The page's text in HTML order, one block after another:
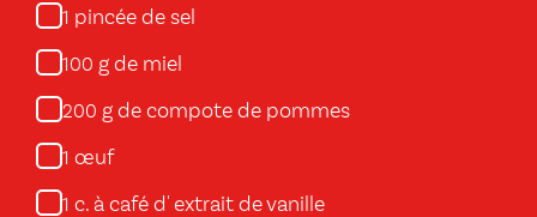
1 pincée de sel
100 g de miel
200 g de compote de pommes
1 œuf
1 c. à café d' extrait de vanille